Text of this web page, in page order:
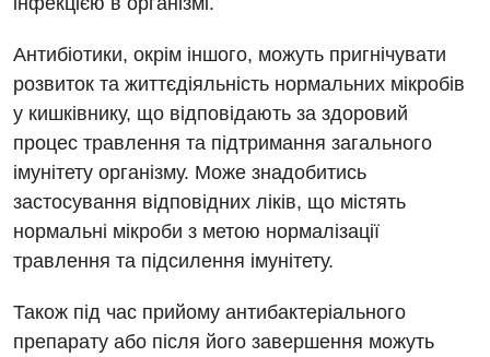
Відділення інтенсивної терапії
Відділення кардіосудинної патології та неврології
Відділення невідкладних станів
Гастроентерологія
Гематологія
Гінекологічне відділення
Денний стаціонар
Дерматовенерологія
Антибіотики, окрім іншого, можуть пригнічувати
розвиток та життєдіяльність нормальних мікробів
у кишківнику, що відповідають за здоровий
процес травлення та підтримання загального
імунітету організму. Може знадобитись
застосування відповідних ліків, що містять
нормальні мікроби з метою нормалізації
травлення та підсилення імунітету.
Також під час прийому антибактеріального
препарату або після його завершення можуть